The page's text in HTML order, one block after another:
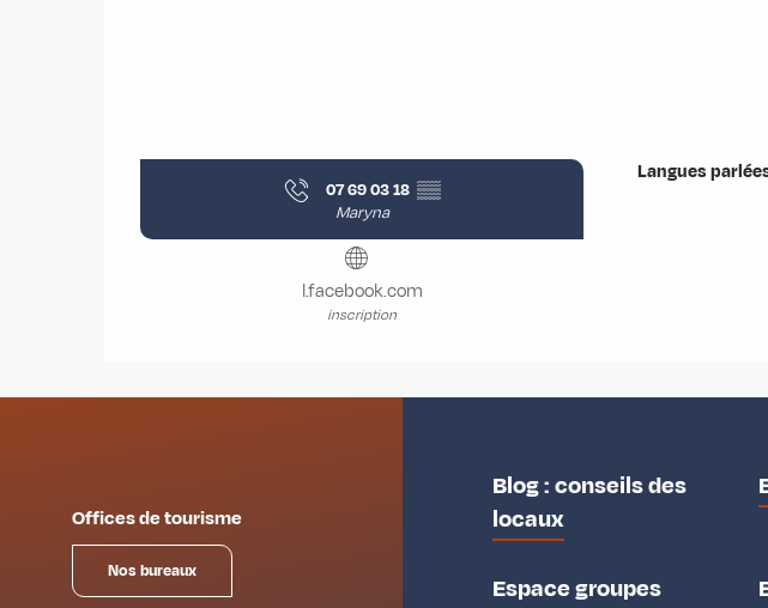
07 69 03 18 ▒▒
Maryna
l.facebook.com
inscription
Langues
Langues
Offices de tourisme
Nos bureaux
Blog : conseils des
locaux
Espace groupes